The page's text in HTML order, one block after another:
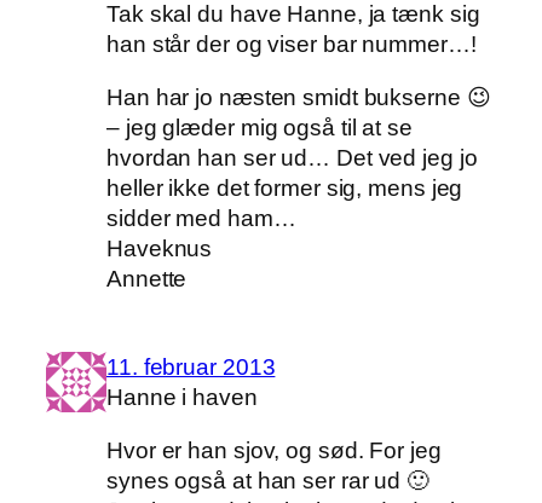
Tak skal du have Hanne, ja tænk sig
han står der og viser bar nummer…!
Han har jo næsten smidt bukserne 😉
– jeg glæder mig også til at se
hvordan han ser ud… Det ved jeg jo
heller ikke det former sig, mens jeg
sidder med ham…
Haveknus
Annette
11. februar 2013
Hanne i haven
Hvor er han sjov, og sød. For jeg
synes også at han ser rar ud 🙂